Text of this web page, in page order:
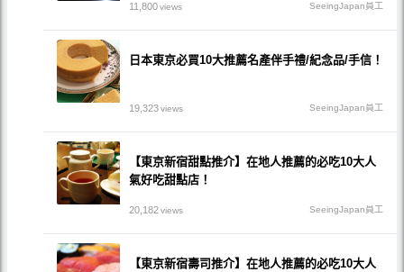
11,800views SeeingJapan員工
日本東京必買10大推薦名產伴手禮/紀念品/手信！
19,323views SeeingJapan員工
【東京新宿甜點推介】在地人推薦的必吃10大人
氣好吃甜點店！
20,182views SeeingJapan員工
【東京新宿壽司推介】在地人推薦的必吃10大人